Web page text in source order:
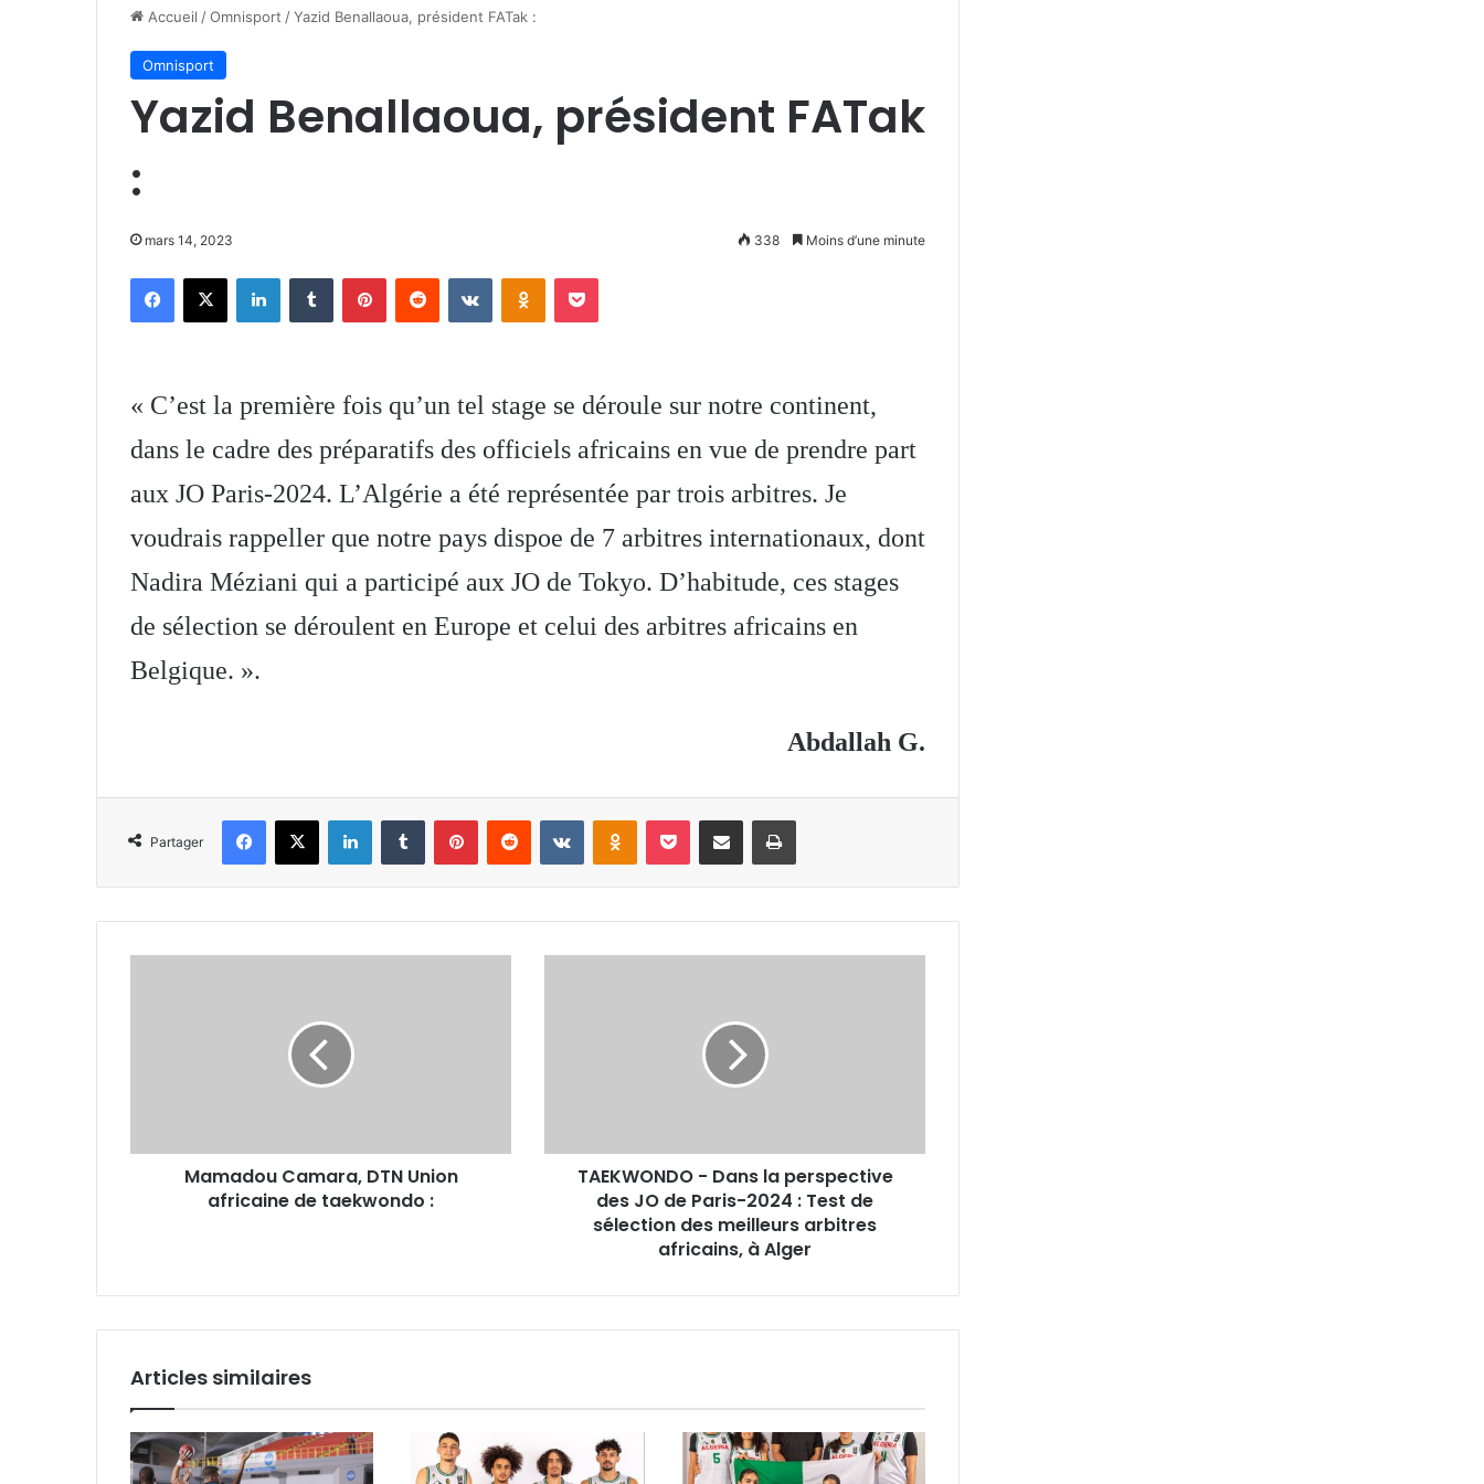
Accueil /Omnisport /Yazid Benallaoua, président FATak :
Omnisport
Yazid Benallaoua, président FATak
:
mars 14, 2023 338 Moins d’une minute
Facebook
X LinkedinTumblr PinterestReddit VKontakteOdnoklassniki
Pocket
« C’est la première fois qu’un tel stage se déroule sur notre continent,
dans le cadre des préparatifs des officiels africains en vue de prendre part
aux JO Paris-2024. L’Algérie a été représentée par trois arbitres. Je
voudrais rappeller que notre pays dispoe de 7 arbitres internationaux, dont
Nadira Méziani qui a participé aux JO de Tokyo. D’habitude, ces stages
de sélection se déroulent en Europe et celui des arbitres africains en
Belgique. ».
Abdallah G.
Partager
Facebook
X LinkedinTumblr PinterestReddit VKontakteOdnoklassniki
Pocket Partager par email Imprimer
Mamadou Camara, DTN Union
africaine de taekwondo :
Paris-
arbitres
Alger
TAEKWONDO - Dans la perspective
des JO de Paris-2024 : Test de
sélection des meilleurs arbitres
africains, à Alger
Articles similaires